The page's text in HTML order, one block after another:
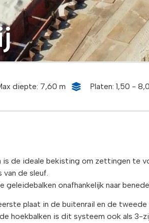
diepte: 7,60 m Platen: 1,50 -
de ideale bekisting om zettingen te
van de sleuf.
onafhankelijk naar
plaat in de buitenrail en de tweede
hoekbalken is dit systeem ook als 3-